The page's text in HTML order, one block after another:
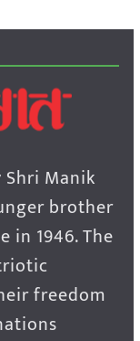
Manik
brother
in 1946. The
freedom